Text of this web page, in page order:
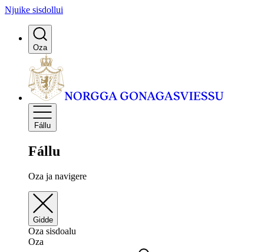
Njuike sisdollui
Oza
Fállu
Fállu
Oza ja navigere
Gidde
Oza sisdoalu
Oza